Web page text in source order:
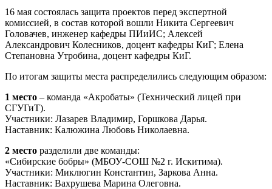
16 мая состоялась защита проектов перед экспертной
комиссией, в состав которой вошли Никита Сергеевич
Головачев, инженер кафедры ПИиИС; Алексей
Александрович Колесников, доцент кафедры КиГ; Елена
Степановна Утробина, доцент кафедры КиГ.
По итогам защиты места распределились следующим образом:
1 место – команда «Акробаты» (Технический лицей при
СГУГиТ).
Участники: Лазарев Владимир, Горшкова Дарья.
Наставник: Калюжина Любовь Николаевна.
2 место разделили две команды:
«Сибирские бобры» (МБОУ-СОШ №2 г. Искитима).
Участники: Миклюгин Константин, Заркова Анна.
Наставник: Вахрушева Марина Олеговна.